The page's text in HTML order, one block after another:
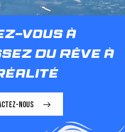
vous à
du rêve à
NOUS